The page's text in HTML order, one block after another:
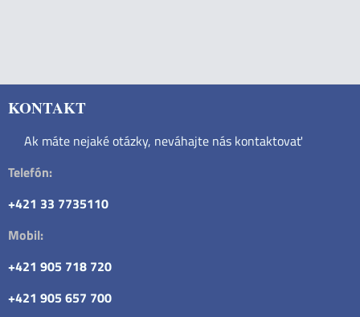
KONTAKT
Ak máte nejaké otázky, neváhajte nás kontaktovať
Telefón:
+421 33 7735110
Mobil:
+421 905 718 720
+421 905 657 700